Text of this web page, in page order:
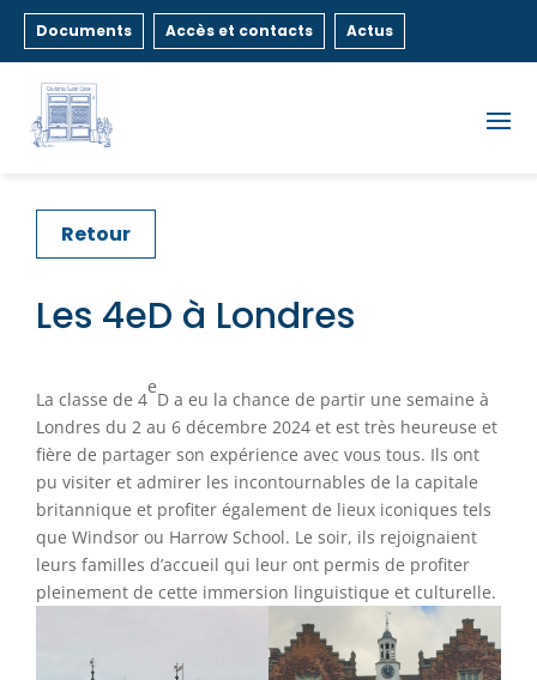
Documents Accès et contacts Actus
Retour
Les 4eD à Londres
La classe de 4
e
D a eu la chance de partir une semaine à
Londres du 2 au 6 décembre 2024 et est très heureuse et
fière de partager son expérience avec vous tous. Ils ont
pu visiter et admirer les incontournables de la capitale
britannique et profiter également de lieux iconiques tels
que Windsor ou Harrow School. Le soir, ils rejoignaient
leurs familles d’accueil qui leur ont permis de profiter
pleinement de cette immersion linguistique et culturelle.